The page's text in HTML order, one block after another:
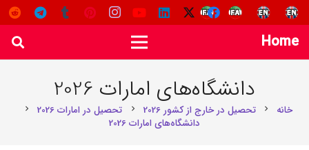
Home
دانشگاه‌های امارات 2026
خانه chevron_right تحصیل در خارج از کشور 2026 chevron_right تحصیل در امارات 2026 chevron_right
دانشگاه‌های امارات 2026